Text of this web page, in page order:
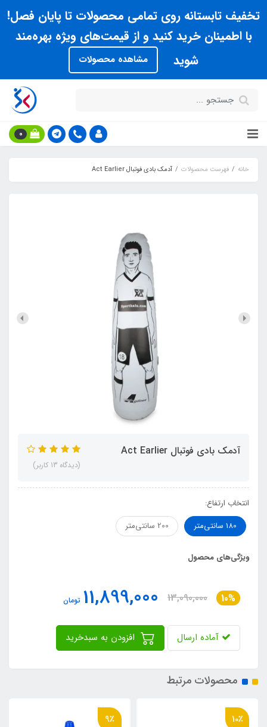
تخفیف تابستانه روی تمامی محصولات تا پایان فصل!
با اطمینان خرید کنید و از قیمت‌های ویژه بهره‌مند
شوید
مشاهده محصولات
0
خانه فهرست محصولات آدمک بادي فوتبال Act Earlier
آدمک بادي فوتبال Act Earlier
(دیدگاه 13 کاربر)
انتخاب ارتفاع:
180 سانتی‌متر
200 سانتی‌متر
ویژگی‌های محصول
10%
13,090,000
11,899,000 تومان
آماده ارسال
محصولات مرتبط
10٪ 9٪